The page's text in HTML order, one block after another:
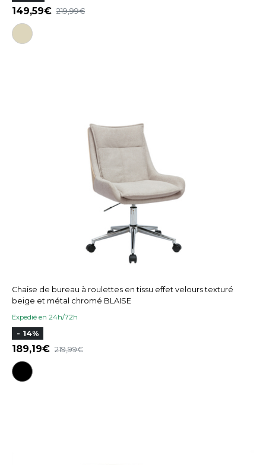
149,59 219,99
Chaise de bureau à roulettes en tissu effet velours texturé
beige et métal chromé BLAISE
Expedié en 24h/72h
- 14%
189,19 219,99